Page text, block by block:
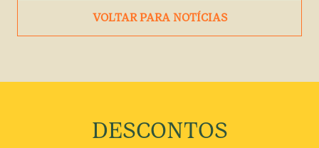
VOLTAR PARA NOTÍCIAS
DESCONTOS